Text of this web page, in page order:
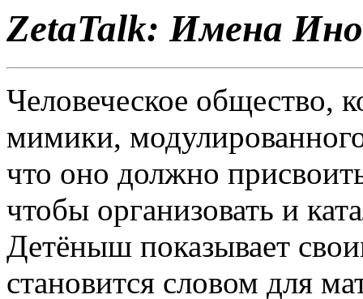
ZetaTalk: Имена
Человеческое общество,
мимики,
что оно должно
чтобы организовать и
Детёныш показывает
становится словом для